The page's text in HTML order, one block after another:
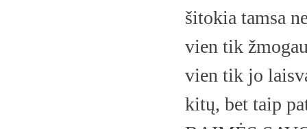
šitokia tamsa
vien tik
vien tik jo
kitų, bet taip